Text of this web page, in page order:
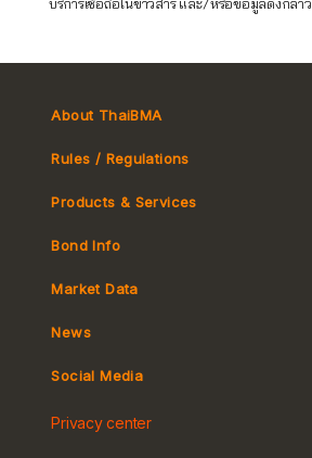
About ThaiBMA
Rules / Regulations
Tax
Products & Services
MeBond
e-bookbuilding
Bond Info
Market Data
Yield Curve
News
Social Media
Privacy center